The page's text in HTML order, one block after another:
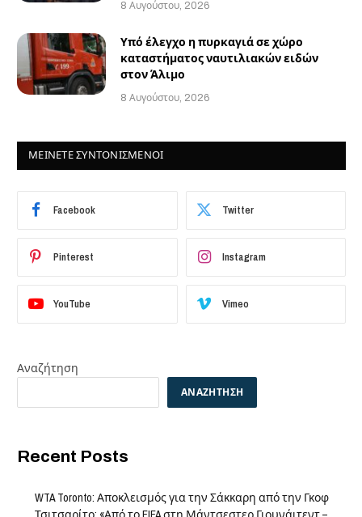
8 Αυγούστου, 2026
Υπό έλεγχο η πυρκαγιά σε χώρο
καταστήματος ναυτιλιακών ειδών
στον Άλιμο
8 Αυγούστου, 2026
ΜΕΙΝΕΤΕ ΣΥΝΤΟΝΙΣΜΕΝΟΙ
Facebook Twitter
Pinterest Instagram
YouTube Vimeo
Αναζήτηση
ΑΝΑΖΉΤΗΣΗ
Recent Posts
WTA Toronto: Αποκλεισμός για την Σάκκαρη από την Γκοφ